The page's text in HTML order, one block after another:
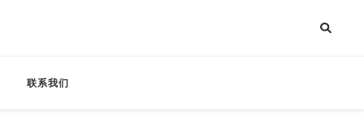
联系我们